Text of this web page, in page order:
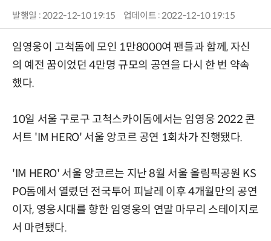
발행일 : 2022-12-10 19:15 업데이트 : 2022-12-10 19:15
임영웅이 고척돔에 모인 1만8000여 팬들과 함께, 자신
의 예전 꿈이었던 4만명 규모의 공연을 다시 한 번 약속
했다.
10일 서울 구로구 고척스카이돔에서는 임영웅 2022 콘
서트 'IM HERO' 서울 앙코르 공연 1회차가 진행됐다.
'IM HERO' 서울 앙코르는 지난 8월 서울 올림픽공원 KS
PO돔에서 열렸던 전국투어 피날레 이후 4개월만의 공연
이자, 영웅시대를 향한 임영웅의 연말 마무리 스테이지로
서 마련됐다.